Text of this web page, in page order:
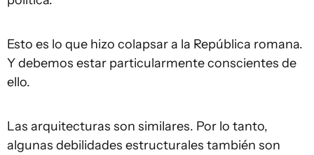
Esto es lo que hizo colapsar a la República romana.
Y debemos estar particularmente conscientes de
ello.
Las arquitecturas son similares. Por lo tanto,
algunas debilidades estructurales también son